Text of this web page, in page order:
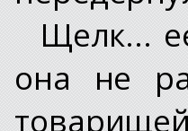
Щелк...
она не